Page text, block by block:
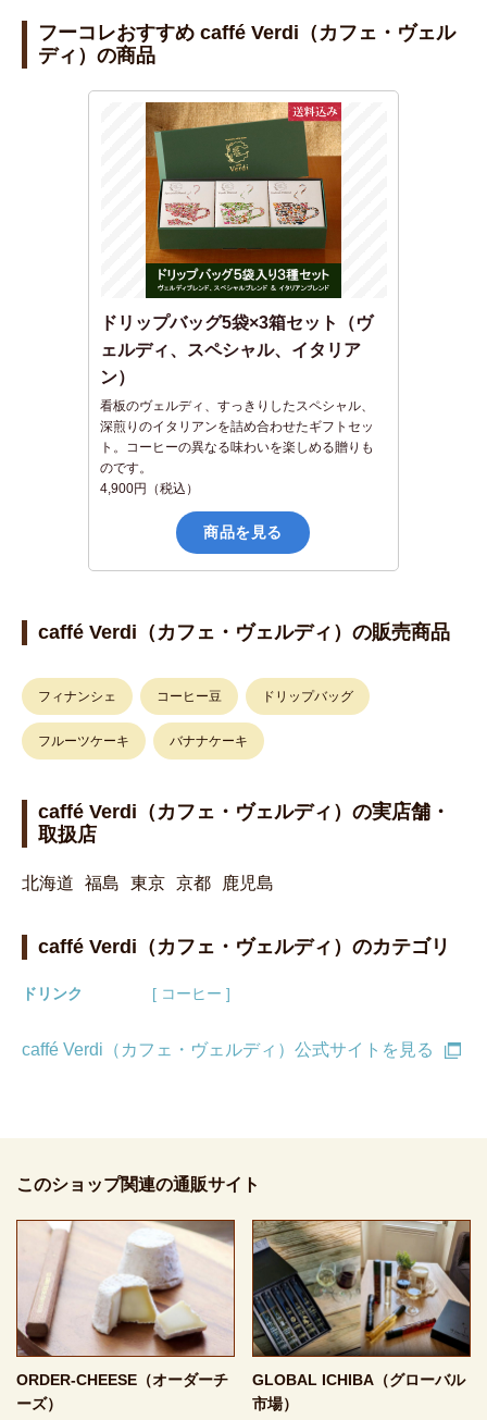
tt
er
e
c
e
b
o
o
k
フーコレおすすめ caffé Verdi（カフェ・ヴェル
ディ）の商品
ドリップバッグ5袋×3箱セット（ヴ
ェルディ、スペシャル、イタリア
ン）
看板のヴェルディ、すっきりしたスペシャル、
深煎りのイタリアンを詰め合わせたギフトセッ
ト。コーヒーの異なる味わいを楽しめる贈りも
のです。
4,900円（税込）
商品を見る
caffé Verdi（カフェ・ヴェルディ）の販売商品
フィナンシェ コーヒー豆 ドリップバッグ
フルーツケーキ バナナケーキ
caffé Verdi（カフェ・ヴェルディ）の実店舗・
取扱店
北海道 福島 東京 京都 鹿児島
caffé Verdi（カフェ・ヴェルディ）のカテゴリ
ドリンク [ コーヒー ]
caffé Verdi（カフェ・ヴェルディ）公式サイトを見る
このショップ関連の通販サイト
ORDER-CHEESE（オーダーチ
ーズ）
GLOBAL ICHIBA（グローバル
市場）